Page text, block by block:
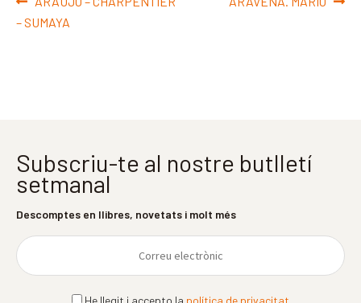
d'entrades
anterior:
– SUMAYA
Subscriu-te al nostre butlletí
setmanal
Descomptes en llibres, novetats i molt més